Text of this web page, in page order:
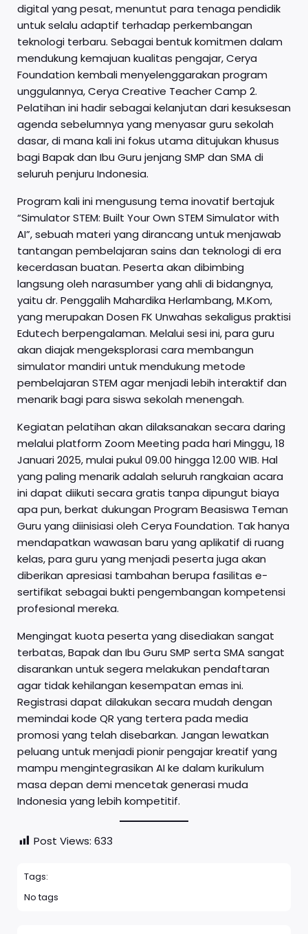
digital yang pesat, menuntut para tenaga pendidik
untuk selalu adaptif terhadap perkembangan
teknologi terbaru. Sebagai bentuk komitmen dalam
mendukung kemajuan kualitas pengajar, Cerya
Foundation kembali menyelenggarakan program
unggulannya, Cerya Creative Teacher Camp 2.
Pelatihan ini hadir sebagai kelanjutan dari kesuksesan
agenda sebelumnya yang menyasar guru sekolah
dasar, di mana kali ini fokus utama ditujukan khusus
bagi Bapak dan Ibu Guru jenjang SMP dan SMA di
seluruh penjuru Indonesia.
Program kali ini mengusung tema inovatif bertajuk
“Simulator STEM: Built Your Own STEM Simulator with
AI”, sebuah materi yang dirancang untuk menjawab
tantangan pembelajaran sains dan teknologi di era
kecerdasan buatan. Peserta akan dibimbing
langsung oleh narasumber yang ahli di bidangnya,
yaitu dr. Penggalih Mahardika Herlambang, M.Kom,
yang merupakan Dosen FK Unwahas sekaligus praktisi
Edutech berpengalaman. Melalui sesi ini, para guru
akan diajak mengeksplorasi cara membangun
simulator mandiri untuk mendukung metode
pembelajaran STEM agar menjadi lebih interaktif dan
menarik bagi para siswa sekolah menengah.
Kegiatan pelatihan akan dilaksanakan secara daring
melalui platform Zoom Meeting pada hari Minggu, 18
Januari 2025, mulai pukul 09.00 hingga 12.00 WIB. Hal
yang paling menarik adalah seluruh rangkaian acara
ini dapat diikuti secara gratis tanpa dipungut biaya
apa pun, berkat dukungan Program Beasiswa Teman
Guru yang diinisiasi oleh Cerya Foundation. Tak hanya
mendapatkan wawasan baru yang aplikatif di ruang
kelas, para guru yang menjadi peserta juga akan
diberikan apresiasi tambahan berupa fasilitas e-
sertifikat sebagai bukti pengembangan kompetensi
profesional mereka.
Mengingat kuota peserta yang disediakan sangat
terbatas, Bapak dan Ibu Guru SMP serta SMA sangat
disarankan untuk segera melakukan pendaftaran
agar tidak kehilangan kesempatan emas ini.
Registrasi dapat dilakukan secara mudah dengan
memindai kode QR yang tertera pada media
promosi yang telah disebarkan. Jangan lewatkan
peluang untuk menjadi pionir pengajar kreatif yang
mampu mengintegrasikan AI ke dalam kurikulum
masa depan demi mencetak generasi muda
Indonesia yang lebih kompetitif.
Post Views: 633
Tags:
No tags